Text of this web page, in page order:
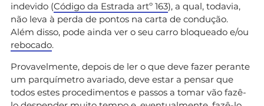
indevido (Código da Estrada artº 163), a qual, todavia,
não leva à perda de pontos na carta de condução.
Além disso, pode ainda ver o seu carro bloqueado e/ou
rebocado.
Provavelmente, depois de ler o que deve fazer perante
um parquímetro avariado, deve estar a pensar que
todos estes procedimentos e passos a tomar vão fazê-